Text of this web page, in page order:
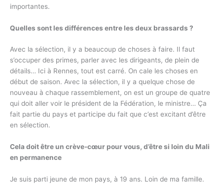
importantes.
Quelles sont les différences entre les deux brassards ?
Avec la sélection, il y a beaucoup de choses à faire. Il faut
s’occuper des primes, parler avec les dirigeants, de plein de
détails… Ici à Rennes, tout est carré. On cale les choses en
début de saison. Avec la sélection, il y a quelque chose de
nouveau à chaque rassemblement, on est un groupe de quatre
qui doit aller voir le président de la Fédération, le ministre… Ça
fait partie du pays et participe du fait que c’est excitant d’être
en sélection.
Cela doit être un crève-cœur pour vous, d’être si loin du Mali
en permanence
Je suis parti jeune de mon pays, à 19 ans. Loin de ma famille.